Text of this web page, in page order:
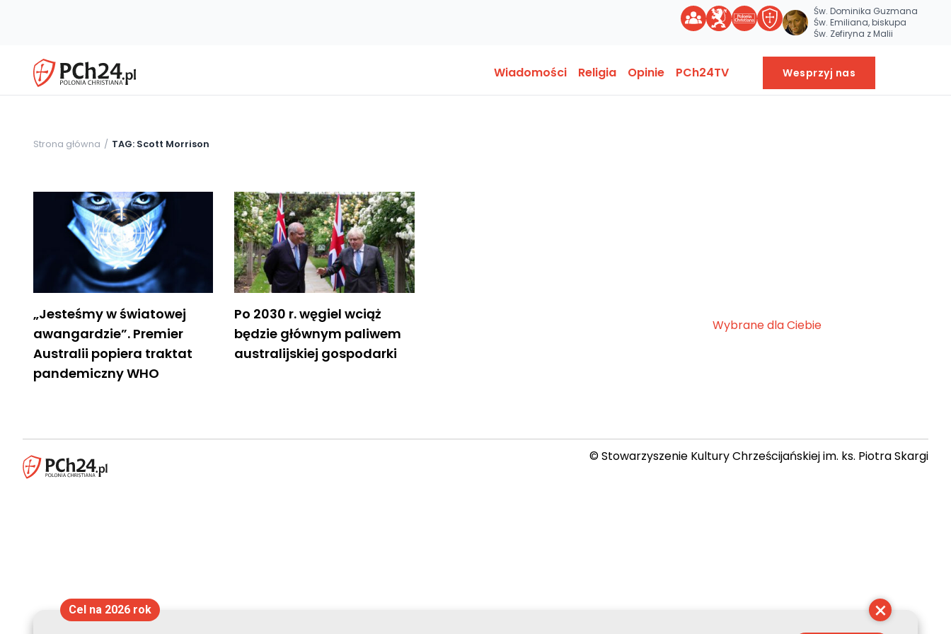
Św. Dominika Guzmana
Św. Emiliana, biskupa
Św. Zefiryna z Malii
Wiadomości Religia Opinie PCh24TV Wesprzyj nas
Strona główna TAG: Scott Morrison
„Jesteśmy w światowej
awangardzie”. Premier
Australii popiera traktat
pandemiczny WHO
Po 2030 r. węgiel wciąż
będzie głównym paliwem
australijskiej gospodarki
Wybrane dla Ciebie
© Stowarzyszenie Kultury Chrześcijańskiej im. ks. Piotra Skargi
×
Cel na 2026 rok